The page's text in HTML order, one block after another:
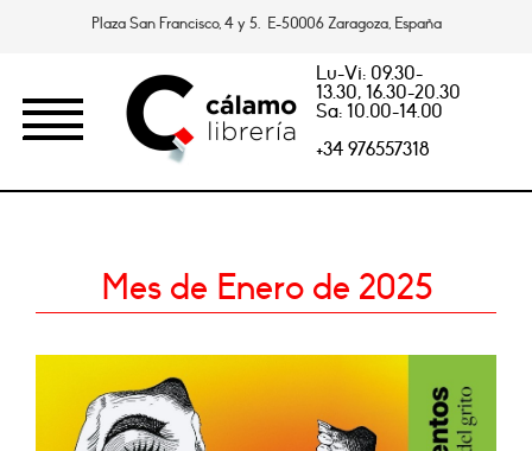
Plaza San Francisco, 4 y 5. E-50006 Zaragoza, España
Lu-Vi: 09.30-
13.30, 16.30-20.30
Sa: 10.00-14.00
+34 976557318
Mes de Enero de 2025